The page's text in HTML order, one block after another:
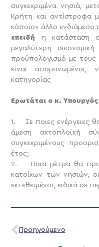
συγκεκριμένα νησιά,
Κρήτη και αντίστροφα
κάποιον άλλο ενδιάμεσο
επειδή η κατάσταση
μεγαλύτερη
προϋπολογισμό με
είναι απομονωμένοι,
κατηγορίας
Ερωτάται ο κ. Υπουργός
1. Σε ποιες ενέργειες
άμεση ακτοπλοϊκή
συγκεκριμένους
έτος;
2. Ποια μέτρα θα
κατοίκων των νησιών,
εκτεθειμένοι, ειδικά σε
Προηγούμενο